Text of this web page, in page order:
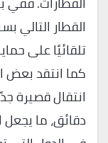
القطار التالي
تلقائيًا على
كما انتقد بعض
انتقال قصيرة
دقائق، ما